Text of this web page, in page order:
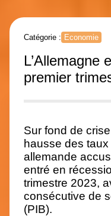
Catégorie : Economie
L’Allemagne
premier
Sur fond de
hausse des taux
allemande
entré en
trimestre 2023,
consécutive de
(PIB).